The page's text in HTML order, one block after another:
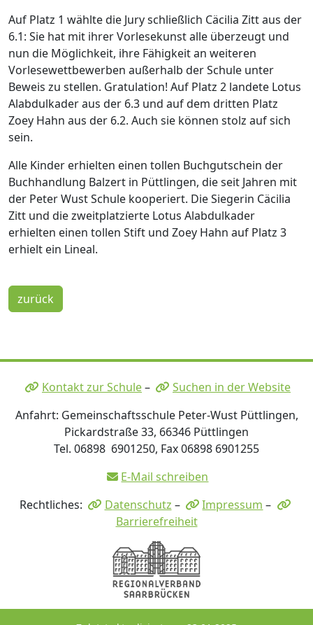
Auf Platz 1 wählte die Jury schließlich Cäcilia Zitt aus der
6.1: Sie hat mit ihrer Vorlesekunst alle überzeugt und
nun die Möglichkeit, ihre Fähigkeit an weiteren
Vorlesewettbewerben außerhalb der Schule unter
Beweis zu stellen. Gratulation! Auf Platz 2 landete Lotus
Alabdulkader aus der 6.3 und auf dem dritten Platz
Zoey Hahn aus der 6.2. Auch sie können stolz auf sich
sein.
Alle Kinder erhielten einen tollen Buchgutschein der
Buchhandlung Balzert in Püttlingen, die seit Jahren mit
der Peter Wust Schule kooperiert. Die Siegerin Cäcilia
Zitt und die zweitplatzierte Lotus Alabdulkader
erhielten einen tollen Stift und Zoey Hahn auf Platz 3
erhielt ein Lineal.
zurück
Kontakt zur Schule–
Suchen in der Website
Anfahrt: Gemeinschaftsschule Peter-Wust Püttlingen,
Pickardstraße 33, 66346 Püttlingen
Tel. 06898 6901250, Fax 06898 6901255
E-Mail schreiben
Rechtliches:
Datenschutz – Impressum –
Barrierefreiheit